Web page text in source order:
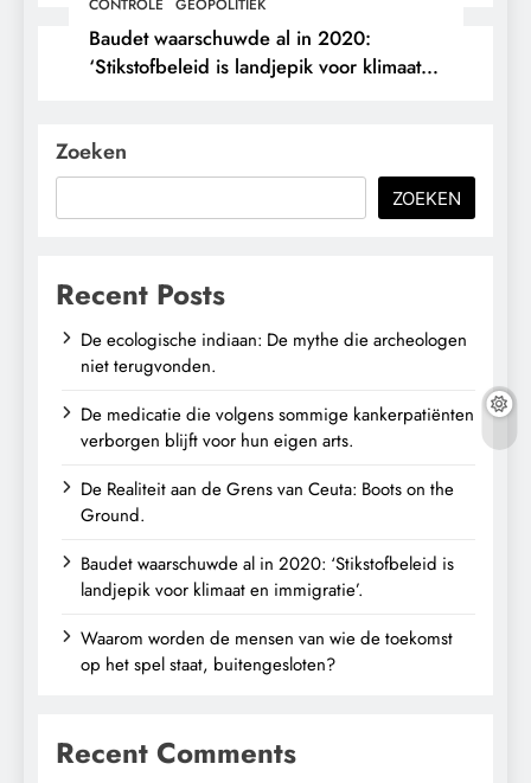
CONTROLE GEOPOLITIEK
Baudet waarschuwde al in 2020:
‘Stikstofbeleid is landjepik voor klimaat
Zoeken
ZOEKEN
Recent Posts
De ecologische indiaan: De mythe die archeologen
niet terugvonden.
De medicatie die volgens sommige kankerpatiënten
verborgen blijft voor hun eigen arts.
De Realiteit aan de Grens van Ceuta: Boots on the
Ground.
Baudet waarschuwde al in 2020: ‘Stikstofbeleid is
landjepik voor klimaat en immigratie’.
Waarom worden de mensen van wie de toekomst
op het spel staat, buitengesloten?
Recent Comments